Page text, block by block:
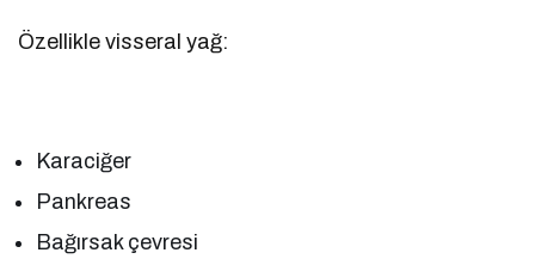
Özellikle visseral yağ:
Karaciğer
Pankreas
Bağırsak çevresi